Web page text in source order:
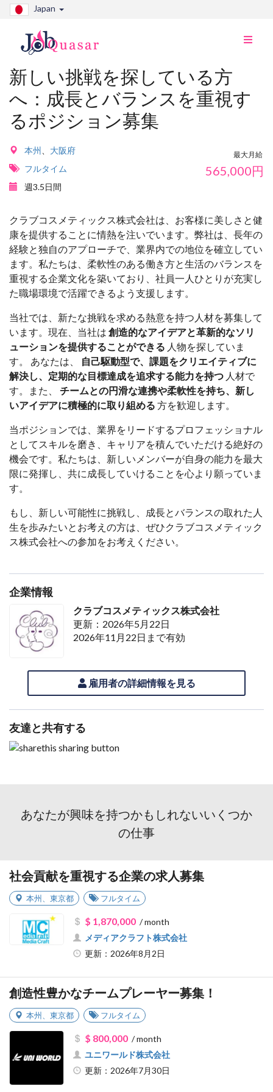
Japan
ナ
替
え
新しい挑戦を探している方
へ：成長とバランスを重視す
るポジション募集
本州
大阪府
フルタイム
週3.5日間
最大月給
565,000円
クラブコスメティックス株式会社は、お客様に美しさと健
康を提供することに情熱を注いでいます。弊社は、長年の
経験と独自のアプローチで、業界内での地位を確立してい
ます。私たちは、柔軟性のある働き方と生活のバランスを
重視する企業文化を築いており、社員一人ひとりが充実し
た職場環境で活躍できるよう支援します。
当社では、新たな挑戦を求める熱意を持つ人材を募集して
います。現在、当社は 創造的なアイデアと革新的なソリ
ューションを提供することができる 人物を探していま
す。 あなたは、
自己駆動型で、課題をクリエイティブに
解決し、定期的な目標達成を追求する能力を持つ 人材で
す。また、
チームとの円滑な連携や柔軟性を持ち、新し
いアイデアに積極的に取り組める 方を歓迎します。
当ポジションでは、業界をリードするプロフェッショナル
としてスキルを磨き、キャリアを積んでいただける絶好の
機会です。私たちは、新しいメンバーが自身の能力を最大
限に発揮し、共に成長していけることを心より願っていま
す。
もし、新しい可能性に挑戦し、成長とバランスの取れた人
生を歩みたいとお考えの方は、ぜひクラブコスメティック
ス株式会社への参加をお考えください。
企業情報
クラブコスメティックス株式会社
更新：2026年5月22日
2026年11月22日まで有効
雇用者の詳細情報を見る
友達と共有する
あなたが興味を持つかもしれないいくつか
の仕事
社会貢献を重視する企業の求人募集
本州 東京都 フルタイム
$ 1,870,000/ month
メディアクラフト株式会社
更新：2026年8月2日
創造性豊かなチームプレーヤー募集！
本州 東京都 フルタイム
$ 800,000/ month
ユニワールド株式会社
更新：2026年7月30日